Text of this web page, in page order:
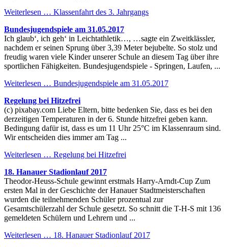
Weiterlesen … Klassenfahrt des 3. Jahrgangs
Bundesjugendspiele am 31.05.2017
Ich glaub‘, ich geh‘ in Leichtathletik…, …sagte ein Zweitklässler,
nachdem er seinen Sprung über 3,39 Meter bejubelte. So stolz und
freudig waren viele Kinder unserer Schule an diesem Tag über ihre
sportlichen Fähigkeiten. Bundesjugendspiele - Springen, Laufen, ...
Weiterlesen … Bundesjugendspiele am 31.05.2017
Regelung bei Hitzefrei
(c) pixabay.com Liebe Eltern, bitte bedenken Sie, dass es bei den
derzeitigen Temperaturen in der 6. Stunde hitzefrei geben kann.
Bedingung dafür ist, dass es um 11 Uhr 25°C im Klassenraum sind.
Wir entscheiden dies immer am Tag ...
Weiterlesen … Regelung bei Hitzefrei
18. Hanauer Stadionlauf 2017
Theodor-Heuss-Schule gewinnt erstmals Harry-Arndt-Cup Zum
ersten Mal in der Geschichte der Hanauer Stadtmeisterschaften
wurden die teilnehmenden Schüler prozentual zur
Gesamtschülerzahl der Schule gesetzt. So schnitt die T-H-S mit 136
gemeldeten Schülern und Lehrern und ...
Weiterlesen … 18. Hanauer Stadionlauf 2017